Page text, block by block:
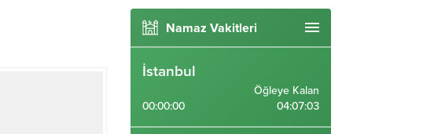
Namaz Vakitleri
İstanbul
00:00:00
Öğleye Kalan
04:07:03